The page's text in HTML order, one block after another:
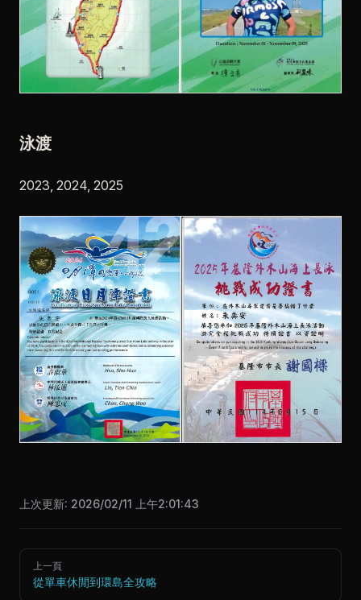
泳渡
2023, 2024, 2025
上次更新: 2026/02/11 上午2:01:43
Pager
上一頁
從單車休閒到環島全攻略